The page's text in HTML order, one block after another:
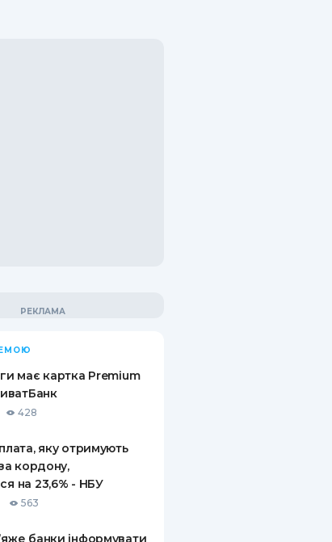
має картка Premium
428
яку отримують
кордону,
на 23,6% - НБУ
563
банки інформувати